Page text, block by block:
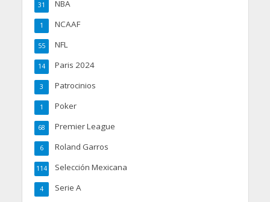
NBA
31
NCAAF
1
NFL
55
Paris 2024
14
Patrocinios
3
Poker
1
Premier League
68
Roland Garros
6
Selección Mexicana
114
Serie A
4